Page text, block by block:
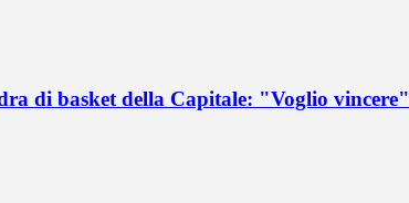
di basket della Capitale: "Voglio vincere"